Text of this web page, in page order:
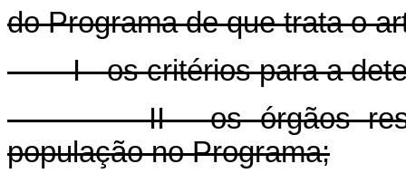
do Programa de que trata o
I - os critérios para a
II - os órgãos
população no Programa;